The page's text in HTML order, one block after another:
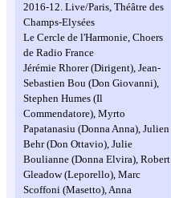
2016-12. Live/Paris, Théâtre des
Champs-Elysées
Le Cercle de l'Harmonie, Choers
de Radio France
Jérémie Rhorer (Dirigent), Jean-
Sebastien Bou (Don Giovanni),
Stephen Humes (Il
Commendatore), Myrto
Papatanasiu (Donna Anna), Julien
Behr (Don Ottavio), Julie
Boulianne (Donna Elvira), Robert
Gleadow (Leporello), Marc
Scoffoni (Masetto), Anna